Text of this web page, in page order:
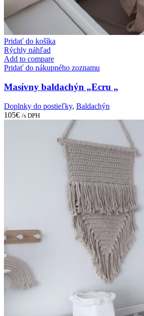
Pridať do košíka
Rýchly náhľad
Add to compare
Pridať do nákupného zoznamu
Masívny baldachýn „Ecru „
Doplnky do postieľky, Baldachýn
105€ /s DPH